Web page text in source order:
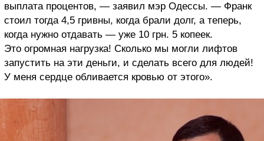
выплата процентов, — заявил мэр Одессы. — Франк
стоил тогда 4,5 гривны, когда брали долг, а теперь,
когда нужно отдавать — уже 10 грн. 5 копеек.
Это огромная нагрузка! Сколько мы могли лифтов
запустить на эти деньги, и сделать всего для людей!
У меня сердце обливается кровью от этого».